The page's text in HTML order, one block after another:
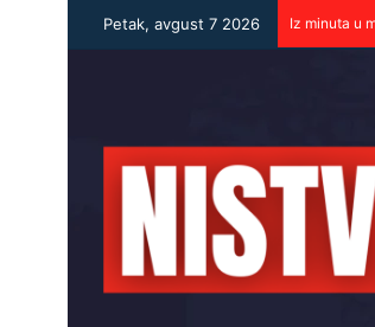
Petak, avgust 7 2026 Iz minuta u